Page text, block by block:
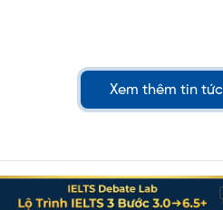
Xem thêm tin tức